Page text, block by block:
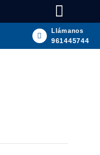
Llámanos
961445744